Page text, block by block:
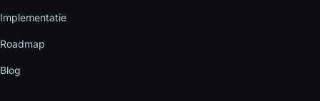
Implementatie
Roadmap
Blog